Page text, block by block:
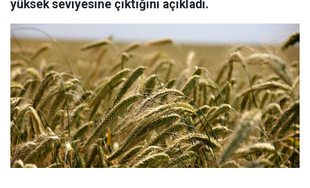
yüksek seviyesine çıktığını açıkladı.